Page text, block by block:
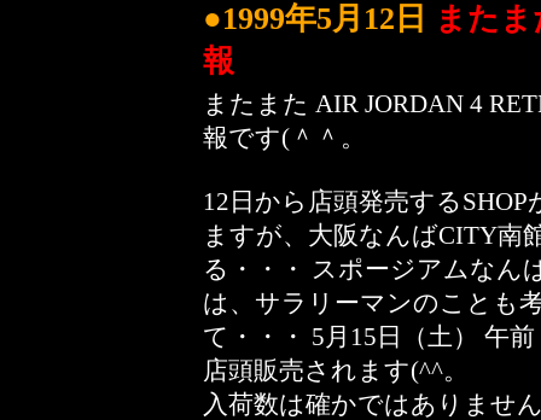
●1999年5月12日
また
報
またまた AIR JORDAN 4
報です(＾＾。
12日から店頭発売する
ますが、大阪なんばCITY南
る・・・ スポージアムなん
は、サラリーマンのことも
て・・・ 5月15日（土） 午
店頭販売されます(^^。
入荷数は確かではありませ